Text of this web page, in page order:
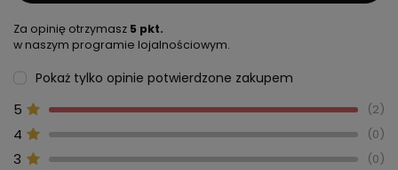
Za opinię otrzymasz 5 pkt.
w naszym programie lojalnościowym.
Pokaż tylko opinie potwierdzone zakupem
5 2
4 0
3 0